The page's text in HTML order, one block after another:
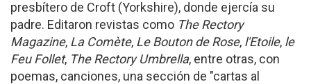
presbítero de Croft (Yorkshire), donde ejercía su
padre. Editaron revistas como The Rectory
Magazine, La Comète, Le Bouton de Rose, l'Etoile, le
Feu Follet, The Rectory Umbrella, entre otras, con
poemas, canciones, una sección de "cartas al